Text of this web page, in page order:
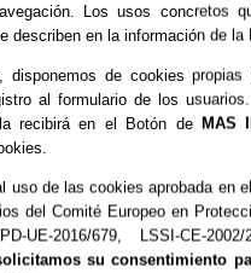
de alta calidad con
de órtesis.
A: 35
180
1050x630
2 mm.
Los usos concretos
describen en la información de la
disponemos de cookies
al formulario de los
recibirá en el Botón de MAS
uso de las cookies aprobada en
del Comité Europeo en
UE-2016/679, LSSI-CE-2002/
su consentimiento